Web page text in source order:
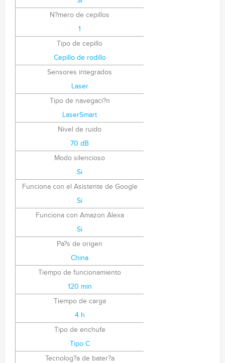
N?mero de cepillos
1
Tipo de cepillo
Cepillo de rodillo
Sensores integrados
Laser
Tipo de navegaci?n
LaserSmart
Nivel de ruido
70 dB
Modo silencioso
Si
Funciona con el Asistente de Google
Si
Funciona con Amazon Alexa
Si
Pa?s de origen
China
Tiempo de funcionamiento
120 min
Tiempo de carga
4 h
Tipo de enchufe
Tipo C
Tecnolog?a de bater?a